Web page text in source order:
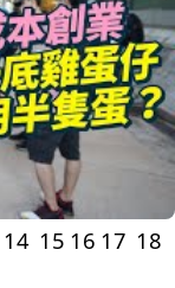
14 15 16 17 18